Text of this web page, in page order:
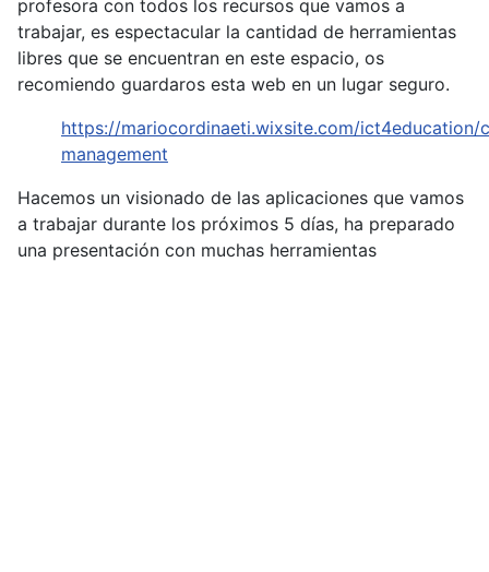
profesora con todos los recursos que vamos a
trabajar, es espectacular la cantidad de herramientas
libres que se encuentran en este espacio, os
recomiendo guardaros esta web en un lugar seguro.
https://mariocordinaeti.wixsite.com/ict4education/
management
Hacemos un visionado de las aplicaciones que vamos
a trabajar durante los próximos 5 días, ha preparado
una presentación con muchas herramientas